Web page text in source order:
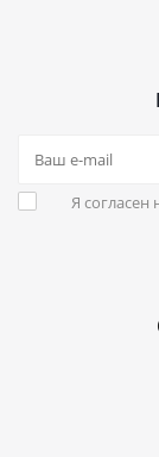
Я согласен